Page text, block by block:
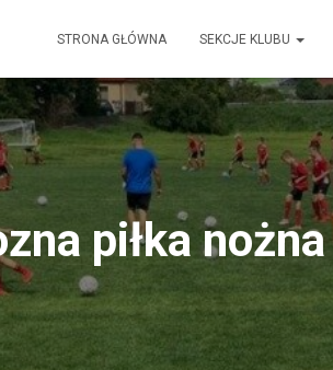
STRONA GŁÓWNA SEKCJE KLUBU
piłka